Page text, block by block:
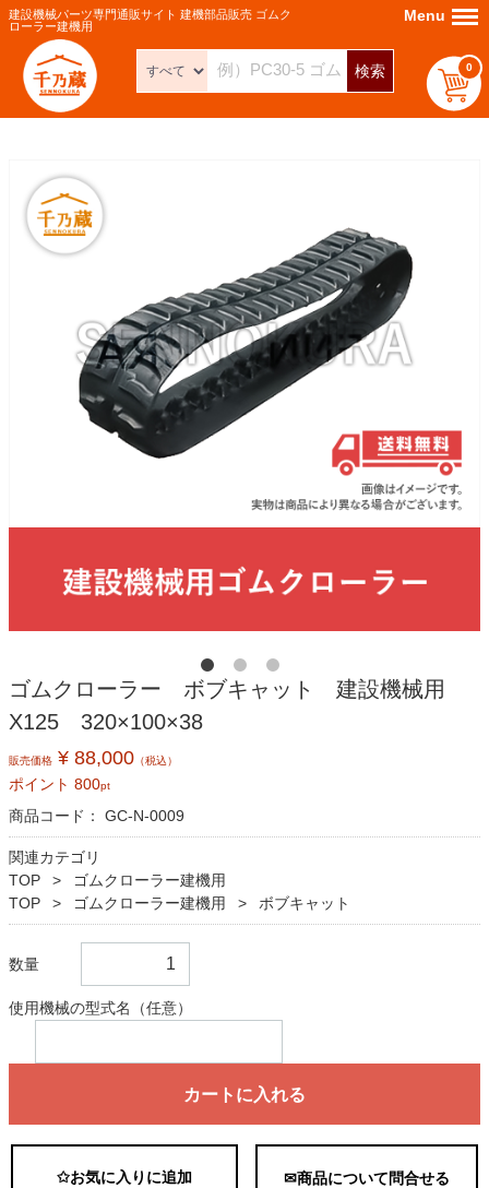
建設機械パーツ専門通販サイト 建機部品販売 ゴムク
ローラー建機用
検索 0
Menu Menu
ゴムクローラー ボブキャット 建設機械用
X125 320×100×38
販売価格 ¥ 88,000 （税込）
ポイント 800pt
商品コード： GC-N-0009
関連カテゴリ
TOP
ゴムクローラー建機用
TOP
ゴムクローラー建機用 ボブキャット
数量
使用機械の型式名（任意）
カートに入れる
✩お気に入りに追加 ✉商品について問合せる